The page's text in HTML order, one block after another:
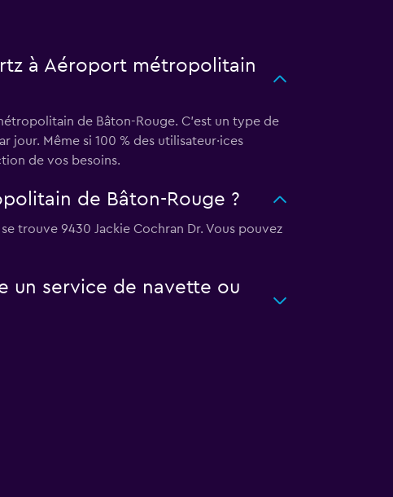
à Aéroport métropolitain
de Bâton-Rouge. C'est un type de
Même si 100 % des utilisateur·ices
de vos besoins.
de Bâton-Rouge ?
trouve 9430 Jackie Cochran Dr. Vous pouvez
un service de navette ou